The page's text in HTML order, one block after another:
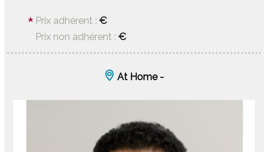
Prix adhérent :€
Prix non adhérent :€
At Home -